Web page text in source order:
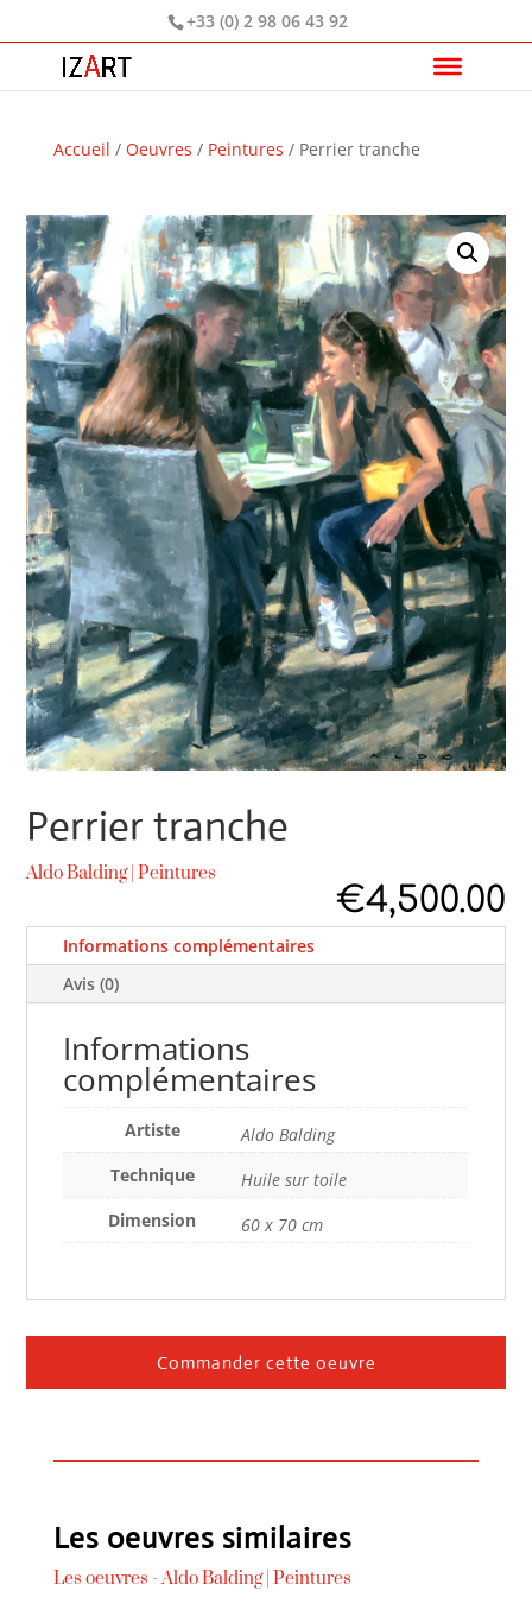
+33 (0) 2 98 06 43 92
Accueil / Oeuvres / Peintures / Perrier tranche
Perrier tranche
Aldo Balding|Peintures
€4,500.00
Informations complémentaires
Avis (0)
Informations
complémentaires
Artiste
Aldo Balding
Technique
Huile sur toile
Dimension
60 x 70 cm
Commander cette oeuvre
Les oeuvres similaires
Les oeuvres -Aldo Balding| Peintures